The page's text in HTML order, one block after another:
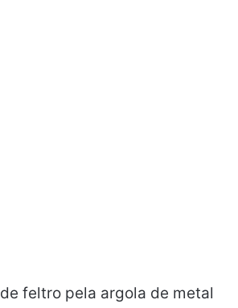
feltro pela argola de metal